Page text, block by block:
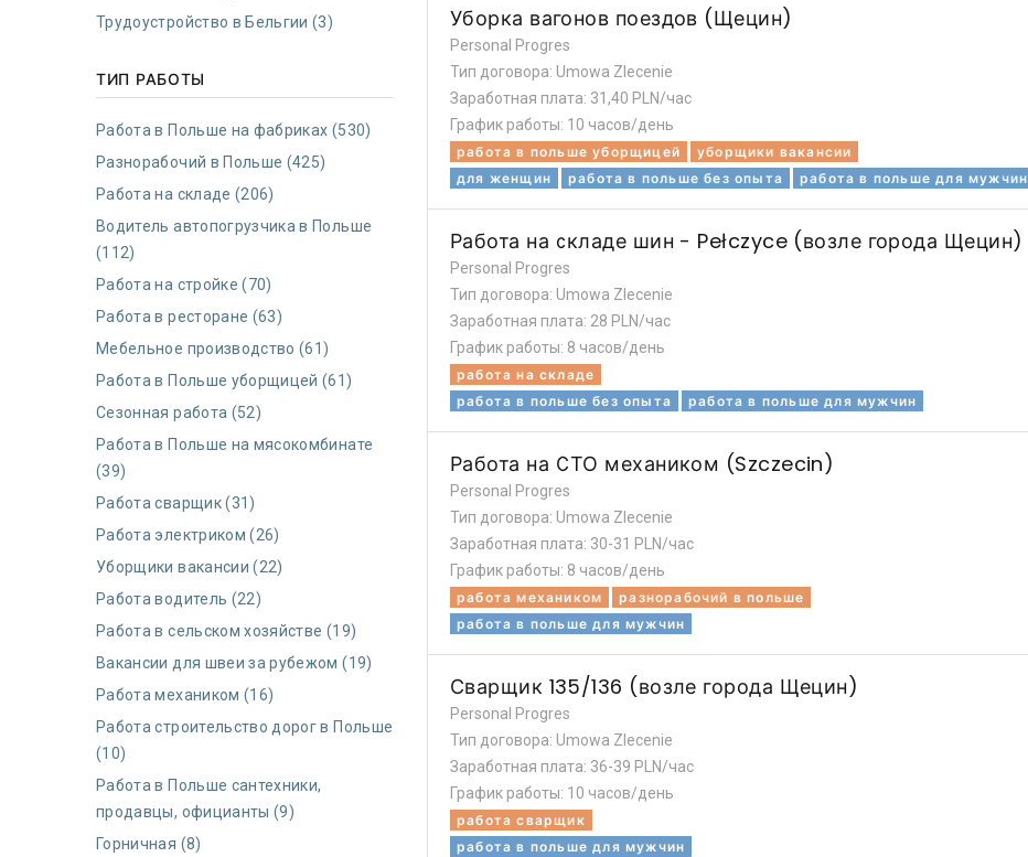
Уборка вагонов поездов (Щецин)
Personal Progres
Тип договора: Umowa Zlecenie
Заработная плата: 31,40 PLN/час
График работы: 10 часов/день
работа в польше уборщицей
уборщики вакансии
для женщин
работа в польше без опыта работа в польше для мужчин
Работа на складе шин - Pełczyce (возле города Щецин)
Personal Progres
Тип договора: Umowa Zlecenie
Заработная плата: 28 PLN/час
График работы: 8 часов/день
работа на складе
работа в польше без опыта
работа в польше для мужчин
Работа на СТО механиком (Szczecin)
Personal Progres
Тип договора: Umowa Zlecenie
Заработная плата: 30-31 PLN/час
График работы: 8 часов/день
работа механиком
разнорабочий в польше
работа в польше для мужчин
Сварщик 135/136 (возле города Щецин)
Personal Progres
Тип договора: Umowa Zlecenie
Заработная плата: 36-39 PLN/час
График работы: 10 часов/день
работа сварщик
работа в польше для мужчин
Трудоустройство в Бельгии (3)
ТИП РАБОТЫ
Работа в Польше на фабриках (530)
Разнорабочий в Польше (425)
Работа на складе (206)
Водитель автопогрузчика в Польше
(112)
Работа на стройке (70)
Работа в ресторане (63)
Мебельное производство (61)
Работа в Польше уборщицей (61)
Сезонная работа (52)
Работа в Польше на мясокомбинате
(39)
Работа сварщик (31)
Работа электриком (26)
Уборщики вакансии (22)
Работа водитель (22)
Работа в сельском хозяйстве (19)
Вакансии для швеи за рубежом (19)
Работа механиком (16)
Работа строительство дорог в Польше
(10)
Работа в Польше сантехники,
продавцы, официанты (9)
Горничная (8)